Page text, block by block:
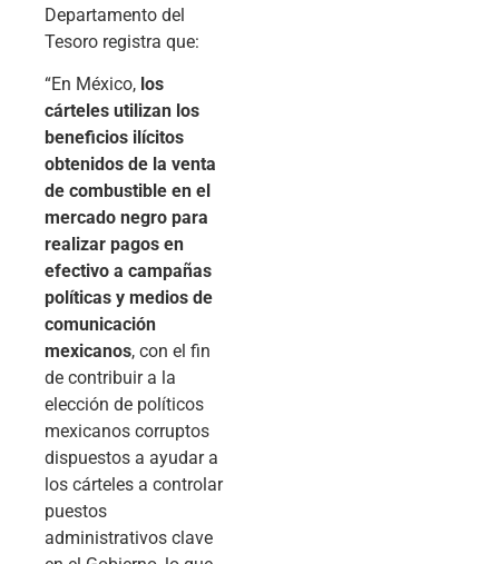
Departamento del
Tesoro registra que:
“En México, los
cárteles utilizan los
beneficios ilícitos
obtenidos de la venta
de combustible en el
mercado negro para
realizar pagos en
efectivo a campañas
políticas y medios de
comunicación
mexicanos, con el fin
de contribuir a la
elección de políticos
mexicanos corruptos
dispuestos a ayudar a
los cárteles a controlar
puestos
administrativos clave